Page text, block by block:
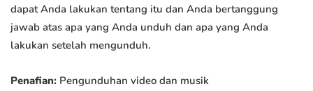
dapat Anda lakukan tentang itu dan Anda bertanggung
jawab atas apa yang Anda unduh dan apa yang Anda
lakukan setelah mengunduh.
Penafian: Pengunduhan video dan musik